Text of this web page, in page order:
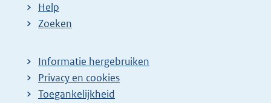
Help
Zoeken
Informatie hergebruiken
Privacy en cookies
Toegankelijkheid